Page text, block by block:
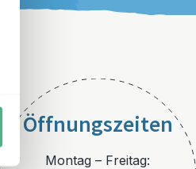
Öffnungszeiten
Montag – Freitag: